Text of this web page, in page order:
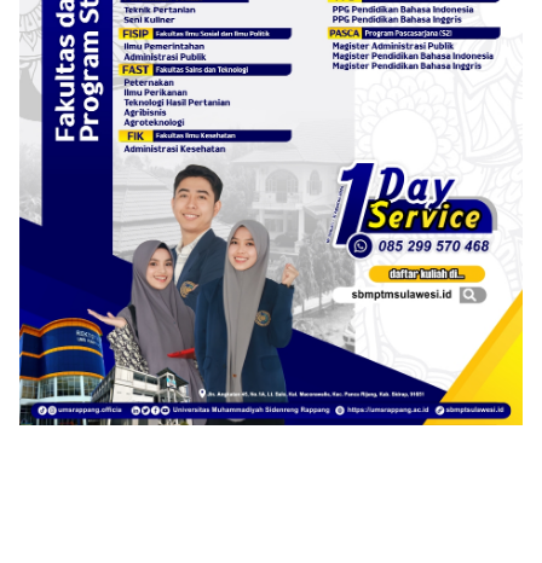
Klik Banner ITKESMU SIDRAP